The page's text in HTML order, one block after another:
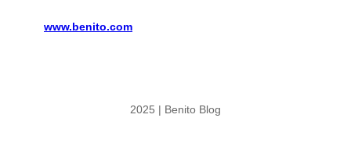
www.benito.com
2025 | Benito Blog